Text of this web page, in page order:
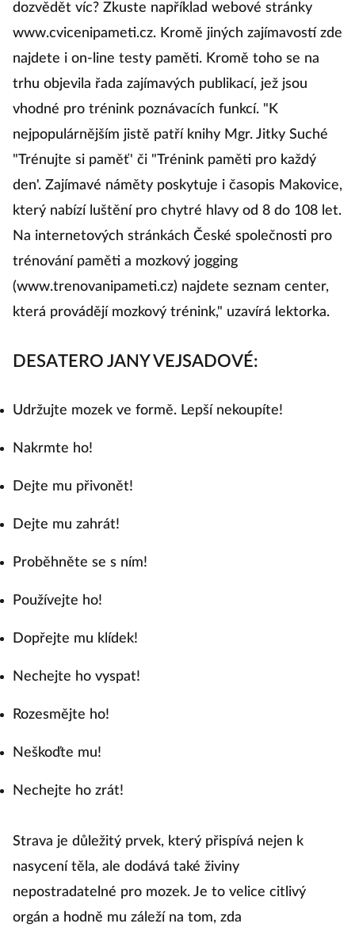
dozvědět víc? Zkuste například webové stránky
www.cvicenipameti.cz. Kromě jiných zajímavostí zde
najdete i on-line testy paměti. Kromě toho se na
trhu objevila řada zajímavých publikací, jež jsou
vhodné pro trénink poznávacích funkcí. "K
nejpopulárnějším jistě patří knihy Mgr. Jitky Suché
"Trénujte si paměť' či "Trénink paměti pro každý
den'. Zajímavé náměty poskytuje i časopis Makovice,
který nabízí luštění pro chytré hlavy od 8 do 108 let.
Na internetových stránkách České společnosti pro
trénování paměti a mozkový jogging
(www.trenovanipameti.cz) najdete seznam center,
která provádějí mozkový trénink," uzavírá lektorka.
DESATERO JANY VEJSADOVÉ:
Udržujte mozek ve formě. Lepší nekoupíte!
Nakrmte ho!
Dejte mu přivonět!
Dejte mu zahrát!
Proběhněte se s ním!
Používejte ho!
Dopřejte mu klídek!
Nechejte ho vyspat!
Rozesmějte ho!
Neškoďte mu!
Nechejte ho zrát!
Strava je důležitý prvek, který přispívá nejen k
nasycení těla, ale dodává také živiny
nepostradatelné pro mozek. Je to velice citlivý
orgán a hodně mu záleží na tom, zda